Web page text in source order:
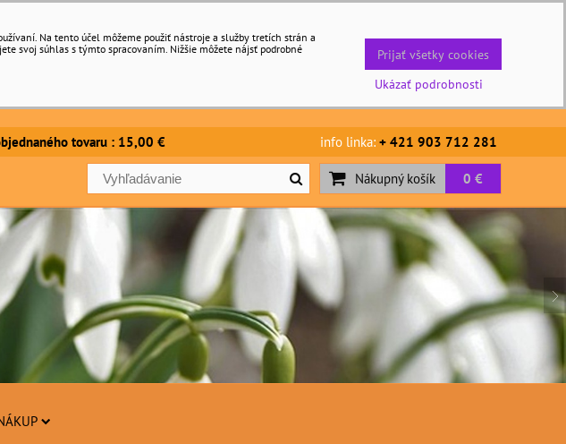
tovaru : 15,00 € info linka: + 421 903 712 281
Nákupný košík 0 €
Na tento účel môžeme použiť nástroje a služby tretích strán a
svoj súhlas s týmto spracovaním. Nižšie môžete nájsť podrobné
Ukázať podrobnosti
Prijať všetky cookies